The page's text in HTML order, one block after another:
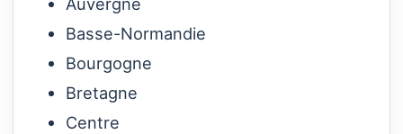
Basse-Normandie
Bourgogne
Bretagne
Centre